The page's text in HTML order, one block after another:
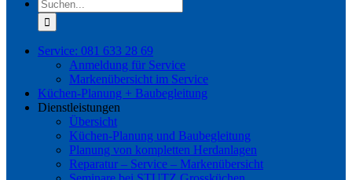
nach:
Service: 081 633 28 69
Anmeldung für Service
Markenübersicht im Service
Küchen-Planung + Baubegleitung
Dienstleistungen
Übersicht
Küchen-Planung und Baubegleitung
Planung von kompletten Herdanlagen
Reparatur – Service – Markenübersicht